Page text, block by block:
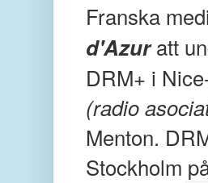
Franska
d'Azur att
DRM+ i
(radio
Menton.
Stockholm